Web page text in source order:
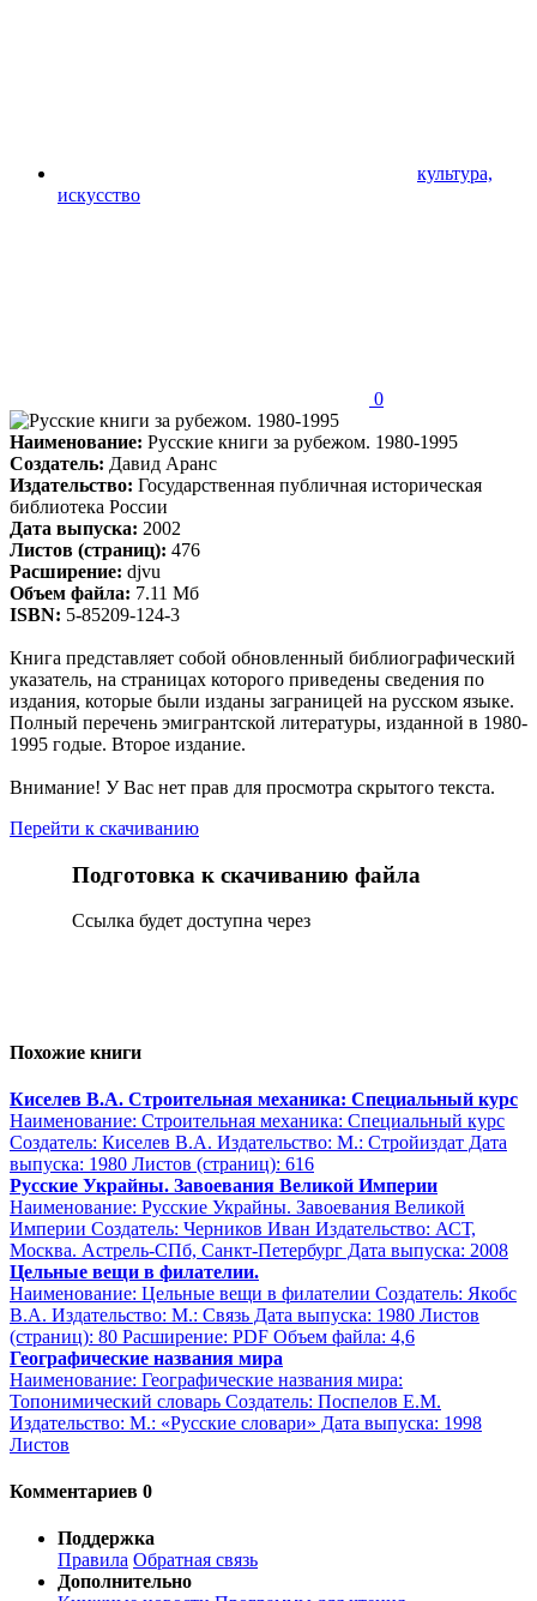
культура,
искусство
0
Наименование: Русские книги за рубежом. 1980-1995
Создатель: Давид Аранс
Издательство: Государственная публичная историческая
библиотека России
Дата выпуска: 2002
Листов (страниц): 476
Расширение: djvu
Объем файла: 7.11 Мб
ISBN: 5-85209-124-3
Книга представляет собой обновленный библиографический
указатель, на страницах которого приведены сведения по
издания, которые были изданы заграницей на русском языке.
Полный перечень эмигрантской литературы, изданной в 1980-
1995 годые. Второе издание.
Внимание! У Вас нет прав для просмотра скрытого текста.
Перейти к скачиванию
Подготовка к скачиванию файла
Сcылка будет доступна через
Похожие книги
Киселев В.А. Строительная механика: Специальный курс
Наименование: Строительная механика: Специальный курс
Создатель: Киселев В.А. Издательство: М.: Стройиздат Дата
выпуска: 1980 Листов (страниц): 616
Русские Украйны. Завоевания Великой Империи
Наименование: Русские Украйны. Завоевания Великой
Империи Создатель: Черников Иван Издательство: АСТ,
Москва. Астрель-СПб, Санкт-Петербург Дата выпуска: 2008
Цельные вещи в филателии.
Наименование: Цельные вещи в филателии Создатель: Якобс
В.А. Издательство: М.: Связь Дата выпуска: 1980 Листов
(страниц): 80 Расширение: PDF Объем файла: 4,6
Географические названия мира
Наименование: Географические названия мира:
Топонимический словарь Создатель: Поспелов Е.М.
Издательство: М.: «Русские словари» Дата выпуска: 1998
Листов
Комментариев 0
Поддержка
Правила Обратная связь
Дополнительно